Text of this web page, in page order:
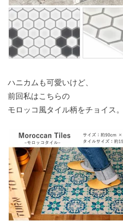
ハニカムも可愛いけど、
前回私はこちらの
モロッコ風タイル柄をチョイス。